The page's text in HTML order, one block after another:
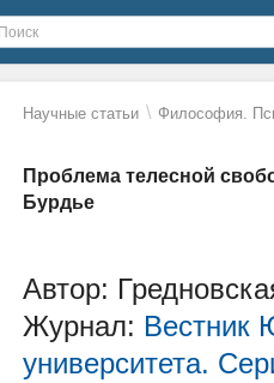
Научные статьи \ Философия.
Проблема телесной
Бурдье
Автор:
Журнал: Вестник
университета.